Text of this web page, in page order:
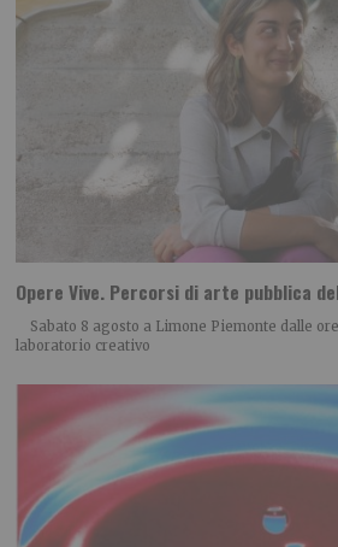
Opere Vive. Percorsi di arte pubblica
Sabato 8 agosto a Limone Piemonte dalle
laboratorio creativo